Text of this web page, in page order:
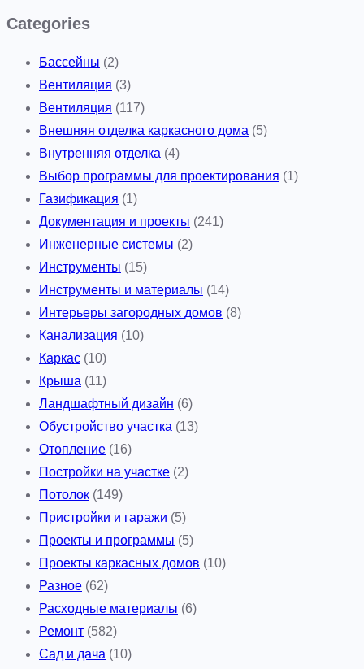
Categories
Бассейны (2)
Вентиляция (3)
Вентиляция (117)
Внешняя отделка каркасного дома (5)
Внутренняя отделка (4)
Выбор программы для проектирования (1)
Газификация (1)
Документация и проекты (241)
Инженерные системы (2)
Инструменты (15)
Инструменты и материалы (14)
Интерьеры загородных домов (8)
Канализация (10)
Каркас (10)
Крыша (11)
Ландшафтный дизайн (6)
Обустройство участка (13)
Отопление (16)
Постройки на участке (2)
Потолок (149)
Пристройки и гаражи (5)
Проекты и программы (5)
Проекты каркасных домов (10)
Разное (62)
Расходные материалы (6)
Ремонт (582)
Сад и дача (10)